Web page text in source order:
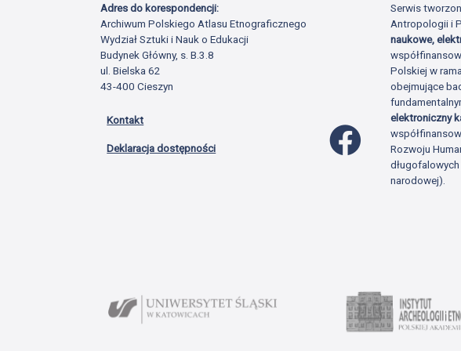
Adres do korespondencji:
Archiwum Polskiego Atlasu Etnograficznego
Wydział Sztuki i Nauk o Edukacji
Budynek Główny, s. B.3.8
ul. Bielska 62
43-400 Cieszyn
Kontakt
Deklaracja dostępności
Profil Facebook
Serwis
Antropologii i
naukowe,
Polskiej w
obejmujące
elektroniczny
Rozwoju
narodowej).